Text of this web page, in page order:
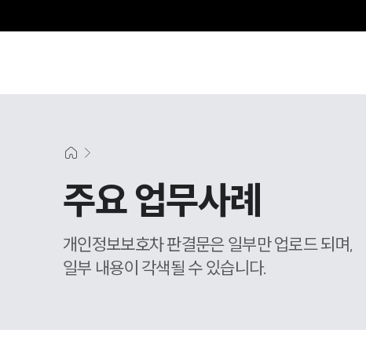
주요 업무사례
개인정보보호차 판결문은 일부만 업로드 되며,
일부 내용이 각색될 수 있습니다.